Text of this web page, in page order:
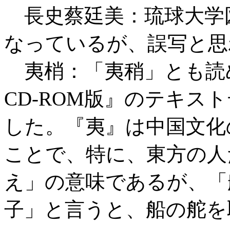
長史蔡廷美：琉球大学
なっているが、誤写と
夷梢：「夷稍」とも
CD-ROM版』のテキス
した。『夷』は中国文
ことで、特に、東方の
え」の意味であるが、
子」と言うと、船の舵